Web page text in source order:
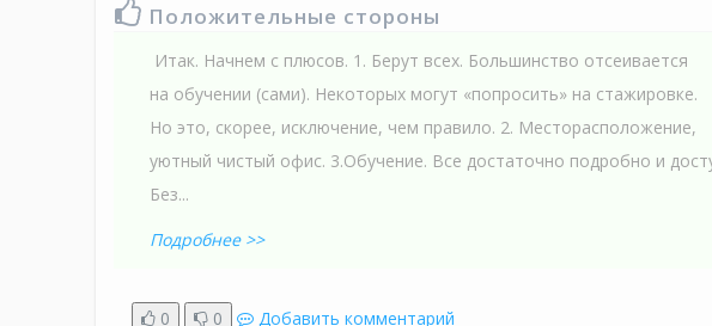
Положительные стороны
Итак. Начнем с плюсов. 1. Берут всех. Большинство отсеивается
на обучении (сами). Некоторых могут «попросить» на стажировке.
Но это, скорее, исключение, чем правило. 2. Месторасположение,
уютный чистый офис. 3.Обучение. Все достаточно подробно и
Без...
Подробнее >>
0
0 Добавить комментарий